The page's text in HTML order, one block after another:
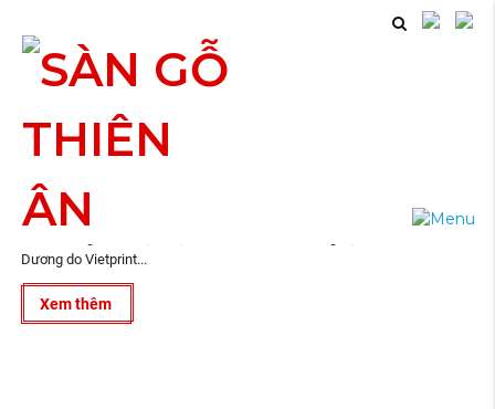
Vietprint ® là công ty thiết kế, in ấn trọn gói tại Hồ Chí Minh, Biên Hòa,
Dương do Vietprint...
Xem thêm
10
2018